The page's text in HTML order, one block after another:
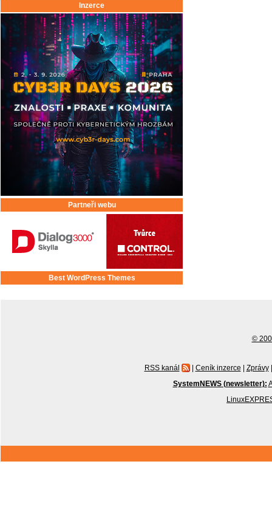
Inzerce
Partneři webu
Best WordPress Themes
©
RSS kanál | Ceník inzerce | Zprávy |
SystemNEWS (newsletter):